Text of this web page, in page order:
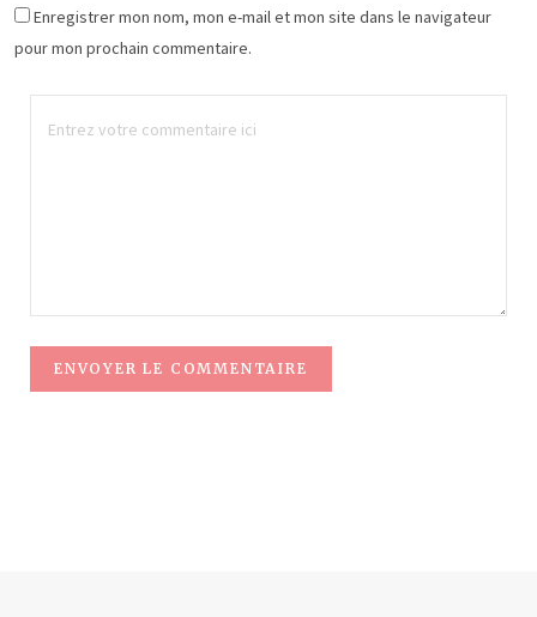
Enregistrer mon nom, mon e-mail et mon site dans le navigateur
pour mon prochain commentaire.